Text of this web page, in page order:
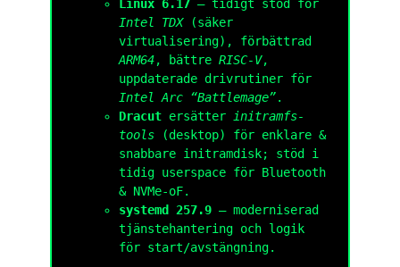
Linux 6.17 — tidigt stöd för
Intel TDX(säker
virtualisering), förbättrad
ARM64, bättreRISC-V,
uppdaterade drivrutiner för
Intel Arc “Battlemage”.
Dracut ersätter
initramfs-
tools (desktop) för enklare &
snabbare initramdisk; stöd i
tidig userspace för Bluetooth
& NVMe-oF.
systemd 257.9 — moderniserad
tjänstehantering och logik
för start/avstängning.